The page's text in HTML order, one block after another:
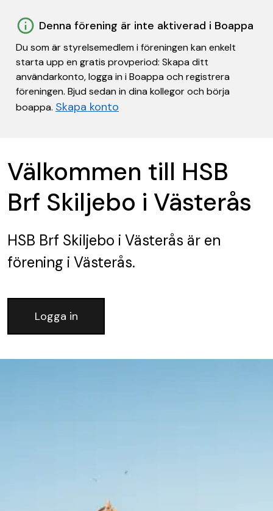
Denna förening är inte aktiverad i Boappa
Du som är styrelsemedlem i föreningen kan enkelt
starta upp en gratis provperiod: Skapa ditt
användarkonto, logga in i Boappa och registrera
föreningen. Bjud sedan in dina kollegor och börja
boappa. Skapa konto
Välkommen till HSB
Brf Skiljebo i Västerås
HSB Brf Skiljebo i Västerås är en
förening i Västerås.
Logga in